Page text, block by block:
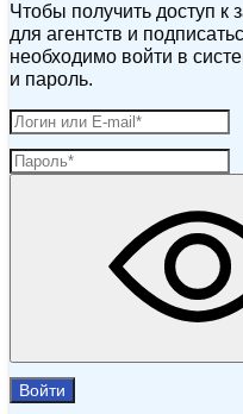
Чтобы получить доступ к
для агентств и
необходимо войти в
и пароль.
Войти